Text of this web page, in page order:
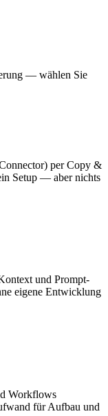
— wählen Sie
per Copy &
Setup — aber nichts
und Prompt-
eigene Entwicklung
Workflows
für Aufbau und